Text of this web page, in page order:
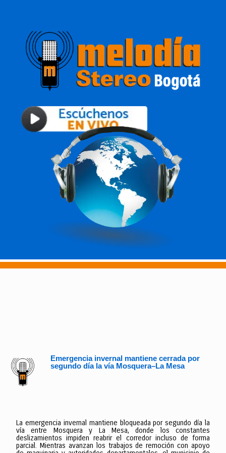
Emergencia invernal mantiene cerrada por
segundo día la vía Mosquera–La Mesa
La emergencia invernal mantiene bloqueada por segundo día la
vía entre Mosquera y La Mesa, donde los constantes
deslizamientos impiden reabrir el corredor incluso de forma
parcial. Mientras avanzan los trabajos de remoción con apoyo